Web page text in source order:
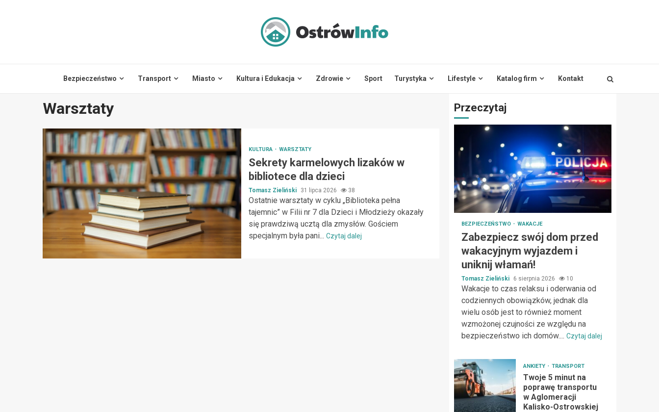
Bezpieczeństwo Transport Miasto Kultura i Edukacja Zdrowie Sport Turystyka Lifestyle Katalog firm Kontakt
Warsztaty
KULTURA WARSZTATY
Sekrety karmelowych lizaków w
bibliotece dla dzieci
Tomasz Zieliński 31 lipca 2026 38
Ostatnie warsztaty w cyklu „Biblioteka pełna
tajemnic” w Filii nr 7 dla Dzieci i Młodzieży okazały
się prawdziwą ucztą dla zmysłów. Gościem
specjalnym była pani... Czytaj dalej
Przeczytaj
BEZPIECZEŃSTWO WAKACJE
Zabezpiecz swój dom przed
wakacyjnym wyjazdem i
uniknij włamań!
Tomasz Zieliński 6 sierpnia 2026 10
Wakacje to czas relaksu i oderwania od
codziennych obowiązków, jednak dla
wielu osób jest to również moment
wzmożonej czujności ze względu na
bezpieczeństwo ich domów.... Czytaj dalej
ANKIETY TRANSPORT
Twoje 5 minut na
poprawę transportu
w Aglomeracji
Kalisko-Ostrowskiej